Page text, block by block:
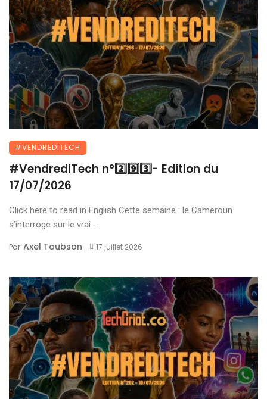
#VENDREDITECH
#VendrediTech n°2️⃣9️⃣3️⃣- Edition du
17/07/2026
Click here to read in English Cette semaine : le Cameroun
s’interroge sur le vrai ...
Par Axel Toubson 17 juillet 2026